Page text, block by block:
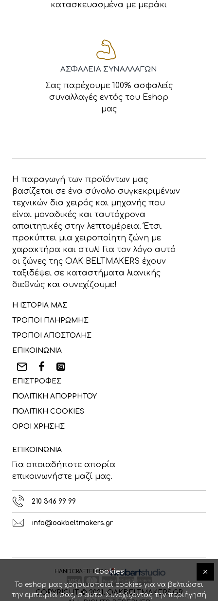
κατασκευασμένα με μεράκι
ΑΣΦΑΛΕΙΑ ΣΥΝΑΛΛΑΓΩΝ
Σας παρέχουμε 100% ασφαλείς
συναλλαγές εντός του Eshop
μας
Η παραγωγή των προϊόντων μας
βασίζεται σε ένα σύνολο συγκεκριμένων
τεχνικών δια χειρός και μηχανής που
είναι μοναδικές και ταυτόχρονα
απαιτητικές στην λεπτομέρεια. Έτσι
προκύπτει μια χειροποίητη ζώνη με
χαρακτήρα και στυλ! Για τον λόγο αυτό
οι ζώνες της OAK BELTMAKERS έχουν
ταξιδέψει σε καταστήματα λιανικής
διεθνώς και συνεχίζουμε!
Η ΙΣΤΟΡΙΑ ΜΑΣ
ΤΡΟΠΟΙ ΠΛΗΡΩΜΗΣ
ΤΡΟΠΟΙ ΑΠΟΣΤΟΛΗΣ
ΕΠΙΚΟΙΝΩΝΙΑ
ΕΠΙΣΤΡΟΦΕΣ
ΠΟΛΙΤΙΚΗ ΑΠΟΡΡΗΤΟΥ
ΠΟΛΙΤΙΚΗ COOKIES
ΟΡΟΙ ΧΡΗΣΗΣ
ΕΠΙΚΟΙΝΩΝΙΑ
Για οποιαδήποτε απορία
επικοινωνήστε μαζί μας.
210 346 99 99
info@oakbeltmakers.gr
HANDCRAFTED BY
COPYRIGHT © 2021, OAKBELTMAKERS.GR
Cookies
Το eshop μας χρησιμοποιεί cookies για να βελτιώσει
την εμπειρία σας, σ΄αυτό. Συνεχίζοντας την περιήγησή